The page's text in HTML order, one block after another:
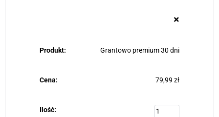
×
Grantowo premium 30 dni
79,99 zł